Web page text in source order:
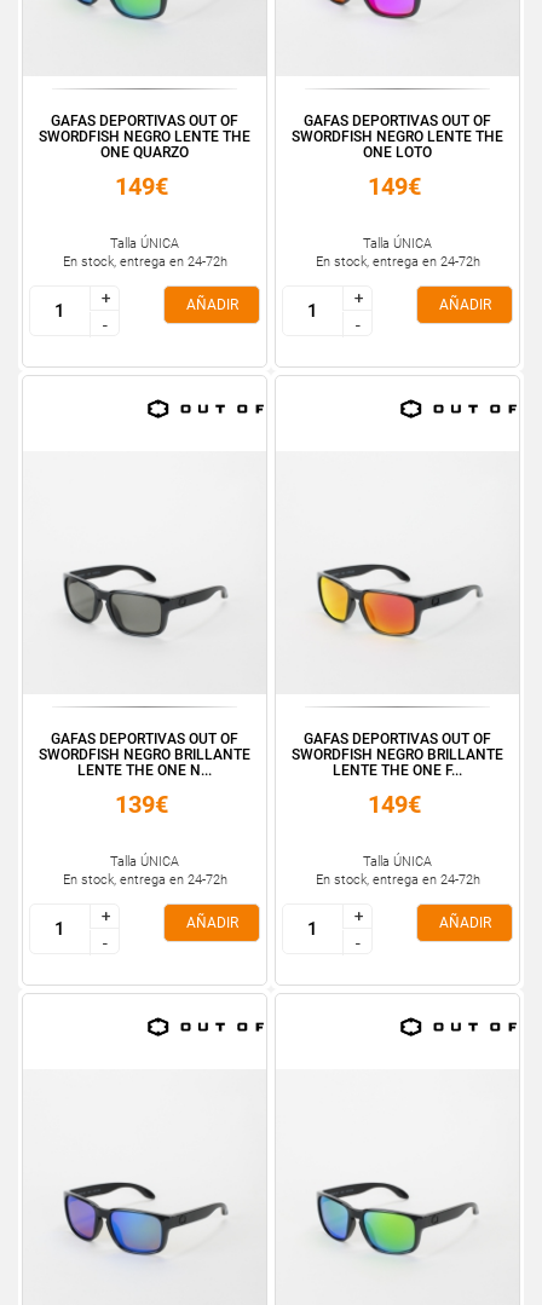
GAFAS DEPORTIVAS OUT OF
SWORDFISH NEGRO LENTE THE
ONE QUARZO
149€
Talla ÚNICA
En stock, entrega en 24-72h
+
-
+
-
AÑADIR
GAFAS DEPORTIVAS OUT OF
SWORDFISH NEGRO LENTE THE
ONE LOTO
149€
Talla ÚNICA
En stock, entrega en 24-72h
+
-
+
-
AÑADIR
GAFAS DEPORTIVAS OUT OF
SWORDFISH NEGRO BRILLANTE
LENTE THE ONE N...
139€
Talla ÚNICA
En stock, entrega en 24-72h
+
-
+
-
AÑADIR
GAFAS DEPORTIVAS OUT OF
SWORDFISH NEGRO BRILLANTE
LENTE THE ONE F...
149€
Talla ÚNICA
En stock, entrega en 24-72h
+
-
+
-
AÑADIR